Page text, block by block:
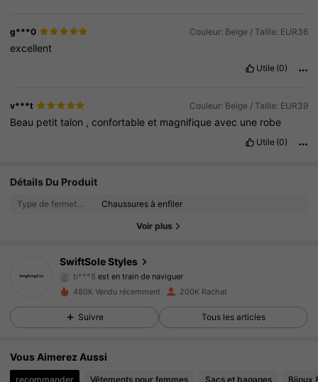
g***0 Couleur: Beige / Taille: EUR36
excellent
Utile (0)
v***t Couleur: Beige / Taille: EUR39
Beau petittalon ,confortableet magnifique avec une robe
Utile (0)
Détails Du Produit
Chaussures à enfiler
Voir plus
SwiftSole Styles
4.93 28K Suiveurs
b***8 est en train de naviguer
4.93
28K Suiveurs
4.93 28K Suiveurs
480K Vendu récemment 200K Rachat
Suivre Tous les articles
Vous Aimerez Aussi
recommander Vêtements pour femmes Sacs et bagages Bijoux